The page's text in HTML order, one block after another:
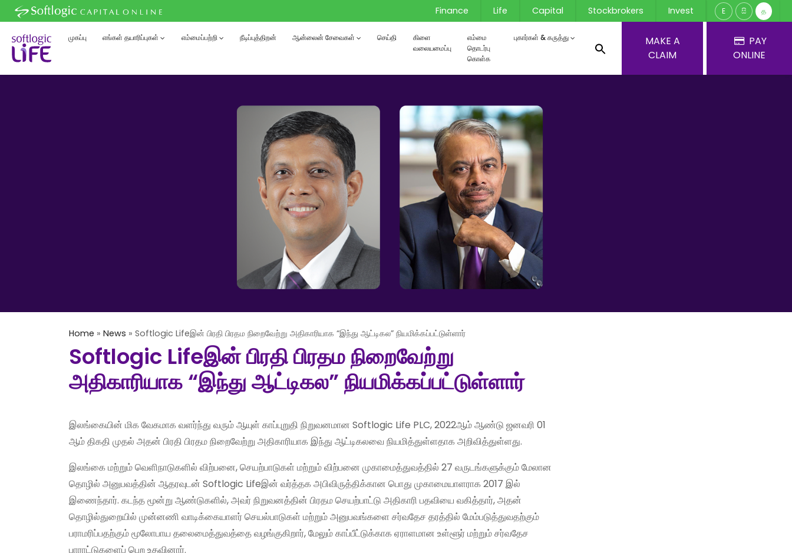
Finance Life Capital Stockbrokers Invest E සි த
முகப்பு எங்கள் தயாரிப்புகள் எம்மைப்பற்றி நீடிப்புத்திறன் ஆன்லைன் சேவைகள் செய்தி
கிளை
வலையமைப்பு
எம்மை
தொடர்பு
கொள்க
புகார்கள் & கருத்து
MAKE A
CLAIM
PAY
ONLINE
Home » News » Softlogic Lifeஇன் பிரதி பிரதம நிறைவேற்று அதிகாரியாக “இந்து ஆட்டிகல” நியமிக்கப்பட்டுள்ளார்
Softlogic Lifeஇன் பிரதி பிரதம நிறைவேற்று
அதிகாரியாக “இந்து ஆட்டிகல” நியமிக்கப்பட்டுள்ளார்
இலங்கையின் மிக வேகமாக வளர்ந்து வரும் ஆயுள் காப்புறுதி நிறுவனமான Softlogic Life PLC, 2022ஆம் ஆண்டு ஜனவரி 01
ஆம் திகதி முதல் அதன் பிரதி பிரதம நிறைவேற்று அதிகாரியாக இந்து ஆட்டிகலவை நியமித்துள்ளதாக அறிவித்துள்ளது.
இலங்கை மற்றும் வெளிநாடுகளில் விற்பனை, செயற்பாடுகள் மற்றும் விற்பனை முகாமைத்துவத்தில் 27 வருடங்களுக்கும் மேலான
தொழில் அனுபவத்தின் ஆதரவுடன் Softlogic Lifeஇன் வர்த்தக அபிவிருத்திக்கான பொது முகாமையாளராக 2017 இல்
இணைந்தார். கடந்த மூன்று ஆண்டுகளில், அவர் நிறுவனத்தின் பிரதம செயற்பாட்டு அதிகாரி பதவியை வகித்தார், அதன்
தொழில்துறையில் முன்னணி வாடிக்கையாளர் செயல்பாடுகள் மற்றும் அனுபவங்களை சர்வதேச தரத்தில் மேம்படுத்துவதற்கும்
பராமரிப்பதற்கும் மூலோபாய தலைமைத்துவத்தை வழங்குகிறார், மேலும் காப்பீட்டுக்காக ஏராளமான உள்ளூர் மற்றும் சர்வதேச
பாராட்டுகளைப் பெற உதவினார்.